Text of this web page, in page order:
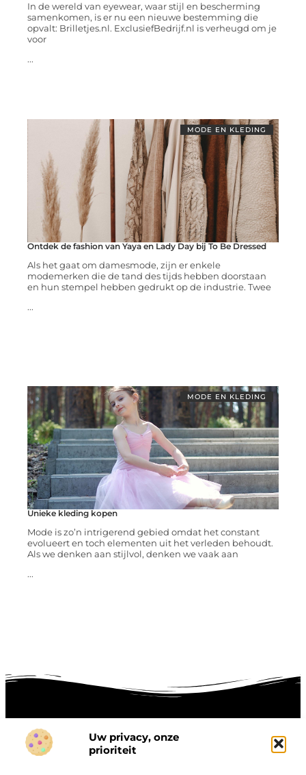
Uw privacy, onze
prioriteit
In de wereld van eyewear, waar stijl en bescherming
samenkomen, is er nu een nieuwe bestemming die
opvalt: Brilletjes.nl. ExclusiefBedrijf.nl is verheugd om je
voor
...
MODE EN KLEDING
Ontdek de fashion van Yaya en Lady Day bij To Be Dressed
Als het gaat om damesmode, zijn er enkele
modemerken die de tand des tijds hebben doorstaan
en hun stempel hebben gedrukt op de industrie. Twee
...
MODE EN KLEDING
Unieke kleding kopen
Mode is zo’n intrigerend gebied omdat het constant
evolueert en toch elementen uit het verleden behoudt.
Als we denken aan stijlvol, denken we vaak aan
...
Onze informatie